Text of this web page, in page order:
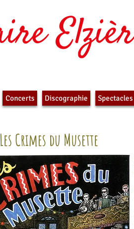
Concerts Discographie Spectacles
Les Crimes du Musette